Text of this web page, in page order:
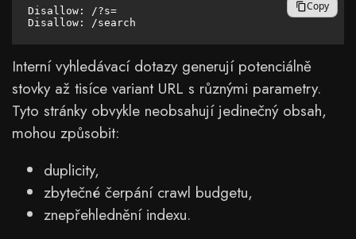
Disallow: /?s=
Copy
Interní vyhledávací dotazy generují potenciálně
stovky až tisíce variant URL s různými parametry.
Tyto stránky obvykle neobsahují jedinečný obsah,
mohou způsobit:
duplicity,
zbytečné čerpání crawl budgetu,
znepřehlednění indexu.